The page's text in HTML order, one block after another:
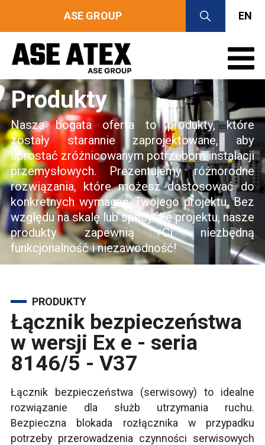
ASE GROUP EN
Produkty
Nasza bogata oferta to produkty, które
zostały starannie zaprojektowane, aby
sprostać zróżnicowanym potrzebom instalacji
przemysłowych. Prezentujemy różnorodne
rozwiązania, które możesz dostosować do
konkretnych wymagań Twojego projektu. Bez
względu na skalę lub specyfikę projektu, nasze
produkty zapewnią Ci niezbędną
funkcjonalność i niezawodność!
PRODUKTY
Łącznik bezpieczeństwa
w wersji Ex e - seria
8146/5 - V37
Łącznik bezpieczeństwa (serwisowy) to idealne
rozwiązanie dla służb utrzymania ruchu.
Bezpieczna blokada rozłącznika w przypadku
potrzeby przerowadzenia czynności serwisowych